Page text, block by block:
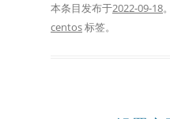
本条目发布于2022-09-18
centos标签。